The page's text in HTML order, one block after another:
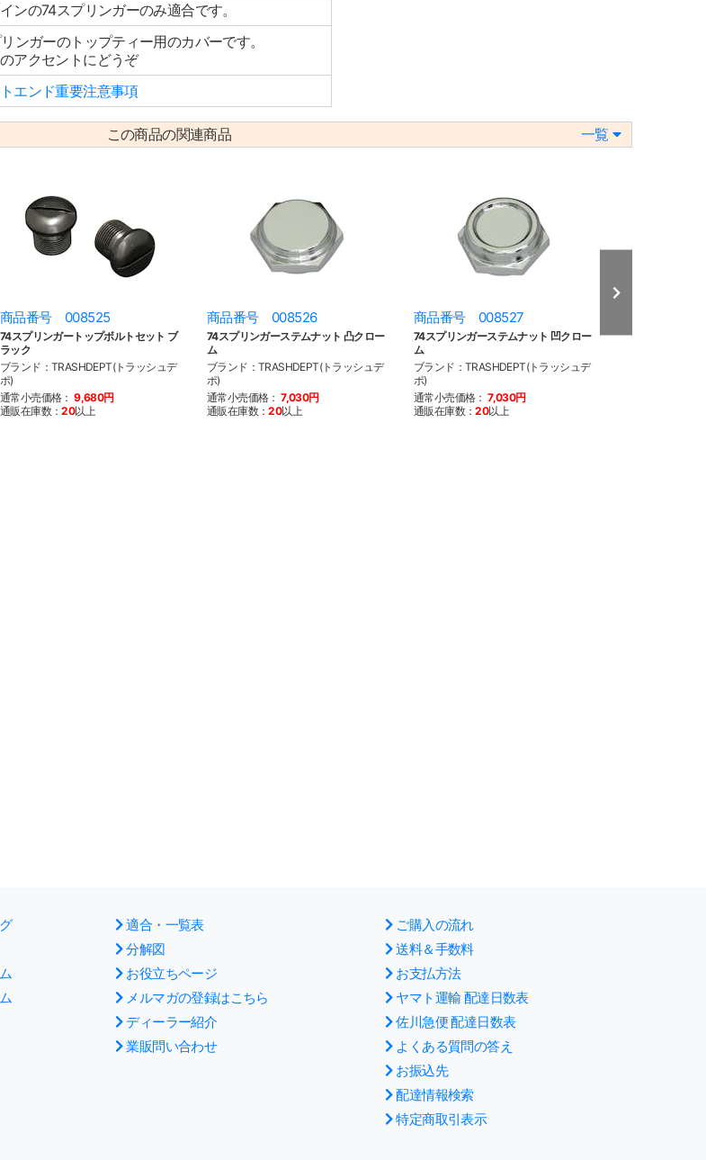
ンの74スプリンガーのみ適合です。
ンガーのトップティー用のカバーです。
アクセントにどうぞ
エンド重要注意事項
この商品の関連商品 一覧
商品番号 008525
74スプリンガートップボルトセット ブ
ラック
ブランド：TRASHDEPT(トラッシュデ
ポ)
通常小売価格： 9,680円
通販在庫数：20以上
商品番号 008526
74スプリンガーステムナット 凸クロー
ム
ブランド：TRASHDEPT(トラッシュデ
ポ)
通常小売価格： 7,030円
通販在庫数：20以上
商品番号 008527
74スプリンガーステムナット 凹クロー
ム
ブランド：TRASHDEPT(トラッシュデ
ポ)
通常小売価格： 7,030円
通販在庫数：20以上
74スプリンガー
適合・一覧表
分解図
お役立ちページ
メルマガの登録はこちら
ディーラー紹介
業販問い合わせ
ご購入の流れ
送料＆手数料
お支払方法
ヤマト運輸 配達日数表
佐川急便 配達日数表
よくある質問の答え
お振込先
配達情報検索
特定商取引表示